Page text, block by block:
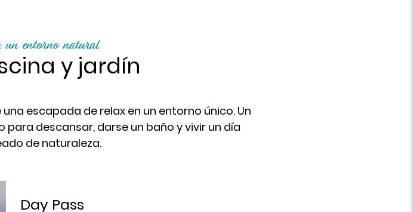
un entorno natural
y jardín
escapada de relax en un entorno único. Un
descansar, darse un baño y vivir un día
de naturaleza.
Day Pass